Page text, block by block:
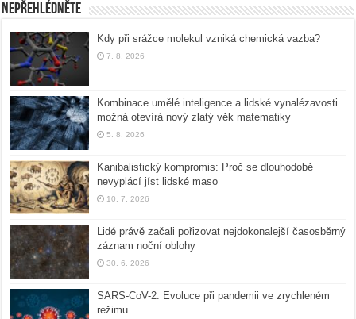
Nepřehlédněte
Kdy při srážce molekul vzniká chemická vazba?
7. 8. 2026
Kombinace umělé inteligence a lidské vynalézavosti
možná otevírá nový zlatý věk matematiky
5. 8. 2026
Kanibalistický kompromis: Proč se dlouhodobě
nevyplácí jíst lidské maso
10. 7. 2026
Lidé právě začali pořizovat nejdokonalejší časosběrný
záznam noční oblohy
30. 6. 2026
SARS-CoV-2: Evoluce při pandemii ve zrychleném
režimu